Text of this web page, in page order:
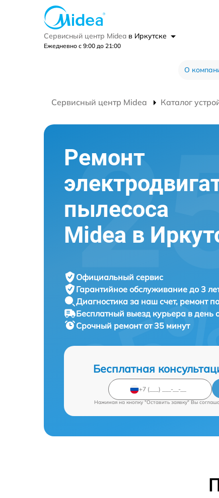
Сервисный центр Midea в Иркутске
Ежедневно с 9:00 до 21:00
О
Сервисный центр Midea Каталог
Ремонт
пылесоса
Midea в
Официальный сервис
Гарантийное обслуживание до 3
Диагностика за наш счет, ремонт
Бесплатный выезд курьера в день
Срочный ремонтот 35 минут
Бесплатная
Нажимая на кнопку "Оставить заявку" Вы